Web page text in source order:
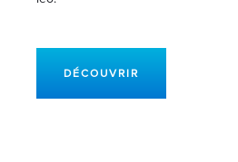
DÉCOUVRIR